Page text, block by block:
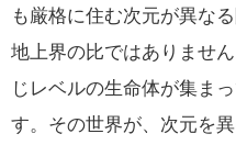
も厳格に住む次元が異な
地上界の比ではありませ
じレベルの生命体が集ま
す。その世界が、次元を